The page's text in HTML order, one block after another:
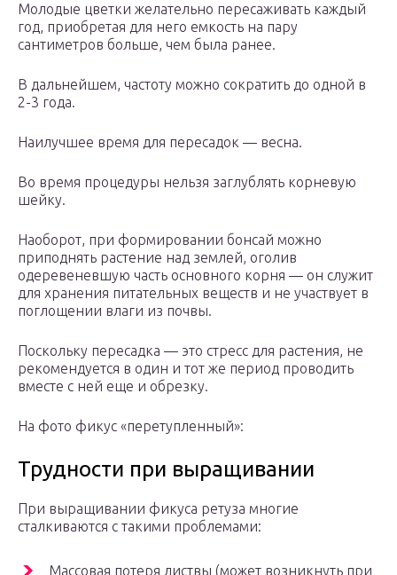
Молодые цветки желательно пересаживать каждый
год, приобретая для него емкость на пару
сантиметров больше, чем была ранее.
В дальнейшем, частоту можно сократить до одной в
2-3 года.
Наилучшее время для пересадок — весна.
Во время процедуры нельзя заглублять корневую
шейку.
Наоборот, при формировании бонсай можно
приподнять растение над землей, оголив
одеревеневшую часть основного корня — он служит
для хранения питательных веществ и не участвует в
поглощении влаги из почвы.
Поскольку пересадка — это стресс для растения, не
рекомендуется в один и тот же период проводить
вместе с ней еще и обрезку.
На фото фикус «перетупленный»:
Трудности при выращивании
При выращивании фикуса ретуза многие
сталкиваются с такими проблемами:
Массовая потеря листвы (может возникнуть при